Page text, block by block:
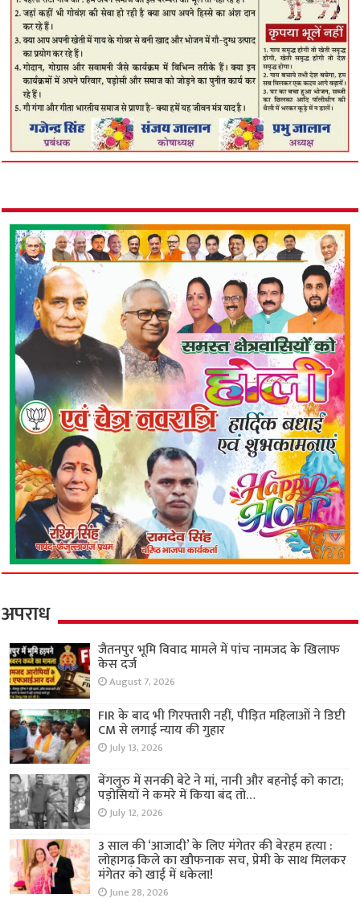
अपराध
जैतनपुर भूमि विवाद मामले में पांच नामजद के खिलाफ
केस दर्ज
August 7, 2026
FIR के बाद भी गिरफ्तारी नहीं, पीड़ित महिलाओं ने डिप्टी
CM से लगाई न्याय की गुहार
July 13, 2026
बेंगलुरु में सनकी बेटे ने मां, नानी और बहनोई को काटा;
पड़ोसियों ने कमरे में किया बंद तो…
July 12, 2026
3 साल की ‘आजादी’ के लिए मंगेतर की बेरहम हत्या :
लोहागढ़ किले का खौफनाक सच, प्रेमी के साथ मिलकर
मंगेतर को खाई में धकेला!
June 28, 2026